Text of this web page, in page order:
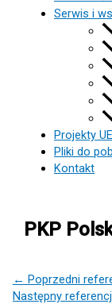
Serwis i
Projekty UE
Pliki do
Kontakt
PKP
← Poprzedni
Następny